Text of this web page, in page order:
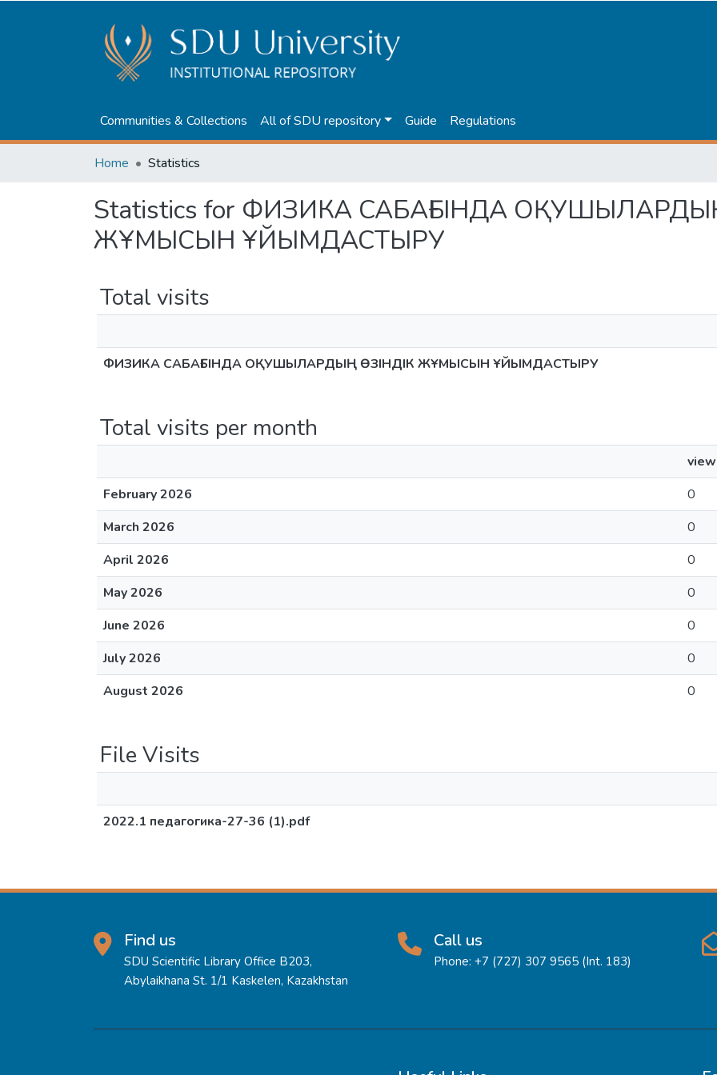
Communities & Collections All of SDU repository Guide Regulations
Home Statistics
Statistics for ФИЗИКА САБАҒЫНДА
ЖҰМЫСЫН ҰЙЫМДАСТЫРУ
Total visits
ФИЗИКА САБАҒЫНДА ОҚУШЫЛАРДЫҢ ӨЗІНДІК ЖҰМЫСЫН ҰЙЫМДАСТЫРУ
Total visits per month
February 2026
0
March 2026
0
April 2026
0
May 2026
0
June 2026
0
July 2026
0
August 2026
0
File Visits
2022.1 педагогика-27-36 (1).pdf
Find us
SDU Scientific Library Office B203,
Abylaikhana St. 1/1 Kaskelen, Kazakhstan
Call us
Phone: +7 (727) 307 9565 (Int. 183)